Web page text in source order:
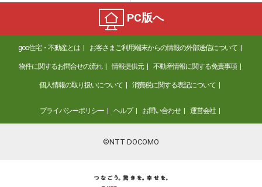
1,480万円
住 所
滋賀県大津市坂本５丁目
建物面積 98.82m²
土地面積
131.64m²
滋賀県彦根市八坂町
価 格
4,280万円
住 所
滋賀県彦根市八坂町
139.79m²
滋賀県彦根市川瀬馬場町
PC版へ
goo住宅・不動産とは お客さまご利用端末からの情報の外部送信について
物件に関するお問合せの流れ 情報提供元 不動産情報に関する免責事項
個人情報の取り扱いについて 消費税に関する表記について
プライバシーポリシー ヘルプ お問い合わせ 運営会社
©NTT DOCOMO